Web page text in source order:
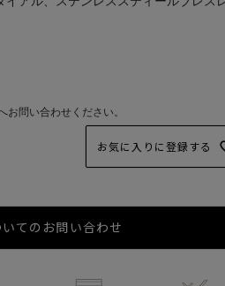
問い合わせください。
お気に入りに登録する
てのお問い合わせ